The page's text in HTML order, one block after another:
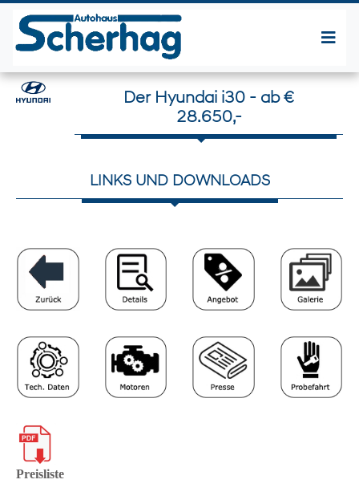
Der Hyundai i30 - ab €
28.650,-
LINKS UND DOWNLOADS
Preisliste